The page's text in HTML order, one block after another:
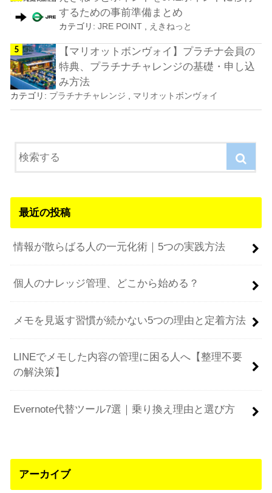
するための事前準備まとめ
カテゴリ:JRE POINT えきねっと
【マリオットボンヴォイ】プラチナ会員の
特典、プラチナチャレンジの基礎・申し込
み方法
カテゴリ: プラチナチャレンジ マリオットボンヴォイ
最近の投稿
情報が散らばる人の一元化術｜5つの実践方法
個人のナレッジ管理、どこから始める？
メモを見返す習慣が続かない5つの理由と定着方法
LINEでメモした内容の管理に困る人へ【整理不要
の解決策】
Evernote代替ツール7選｜乗り換え理由と選び方
アーカイブ